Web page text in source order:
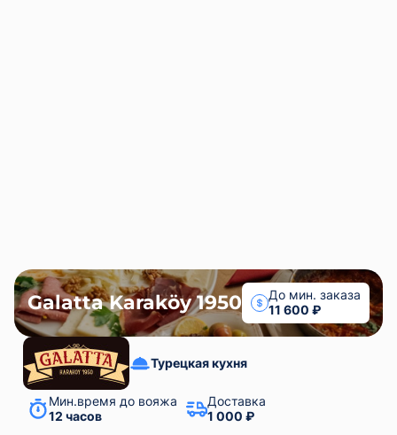
Турецкая кухня
Мин.время до вояжа
12 часов
Доставка
1 000 ₽
Galatta Karaköy 1950